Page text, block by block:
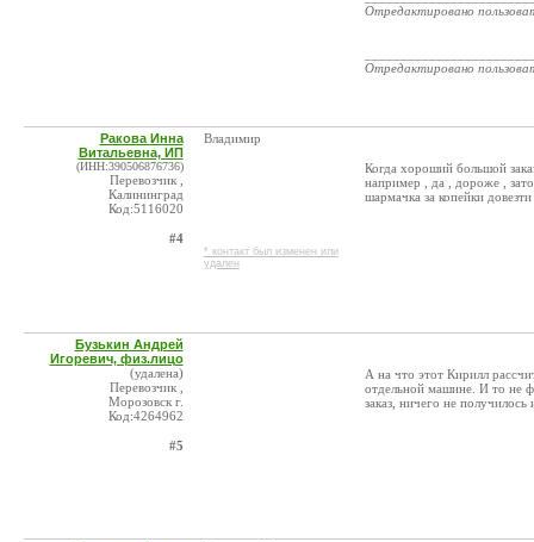
Отредактировано
Отредактировано
Ракова Инна
Витальевна, ИП
(ИНН:390506876736)
Перевозчик ,
Калининград
Код:5116020
#4
Владимир
* контакт был изменен или
удален
Когда хороший большой
например , да , дороже ,
шармачка за копейки
Бузькин Андрей
Игоревич, физ.лицо
(удалена)
Перевозчик ,
Морозовск г.
Код:4264962
#5
А на что этот Кирилл
отдельной машине. И то не
заказ, ничего не